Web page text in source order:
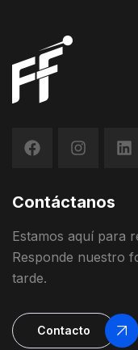
Contáctanos
Estamos aquí para
Responde nuestro
tarde.
Contacto